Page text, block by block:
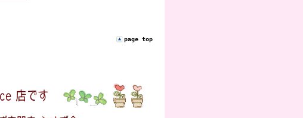
page top